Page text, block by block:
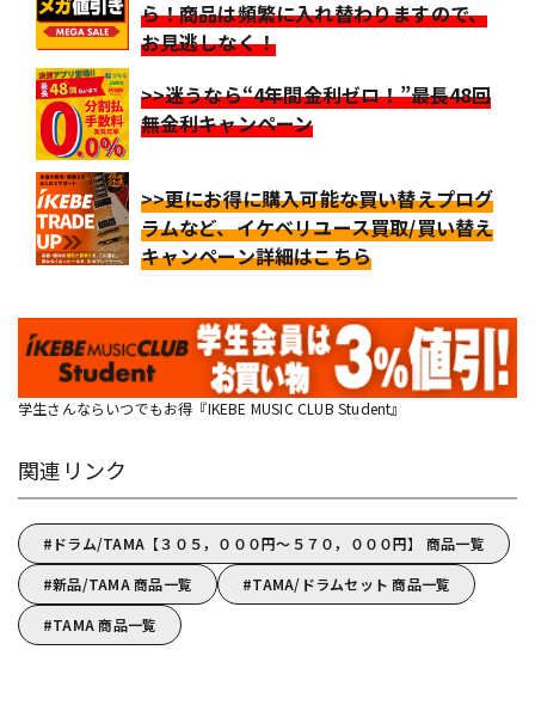
ら！商品は頻繁に入れ替わりますので、
お見逃しなく！
>>迷うなら“4年間金利ゼロ！”最長48回
無金利キャンペーン
>>更にお得に購入可能な買い替えプログ
ラムなど、イケベリユース買取/買い替え
キャンペーン詳細はこちら
学生さんならいつでもお得『IKEBE MUSIC CLUB Student』
関連リンク
ドラム/TAMA【３０５，０００円～５７０，０００円】 商品一覧
新品/TAMA 商品一覧
TAMA/ドラムセット 商品一覧
TAMA 商品一覧